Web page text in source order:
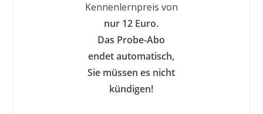
Kennenlernpreis von
nur 12 Euro.
Das Probe-Abo
endet automatisch,
Sie müssen es nicht
kündigen!